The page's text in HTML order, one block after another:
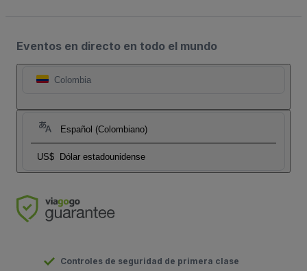
Eventos en directo en todo el mundo
Colombia
Español (Colombiano)
US$ Dólar estadounidense
Controles de seguridad de primera clase